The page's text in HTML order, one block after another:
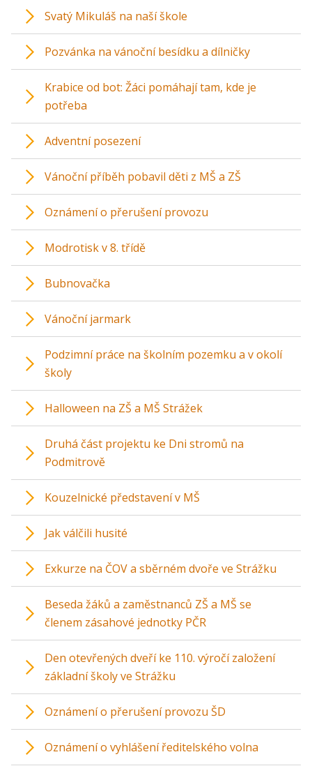
Svatý Mikuláš na naší škole
Pozvánka na vánoční besídku a dílničky
Krabice od bot: Žáci pomáhají tam, kde je
potřeba
Adventní posezení
Vánoční příběh pobavil děti z MŠ a ZŠ
Oznámení o přerušení provozu
Modrotisk v 8. třídě
Bubnovačka
Vánoční jarmark
Podzimní práce na školním pozemku a v okolí
školy
Halloween na ZŠ a MŠ Strážek
Druhá část projektu ke Dni stromů na
Podmitrově
Kouzelnické představení v MŠ
Jak válčili husité
Exkurze na ČOV a sběrném dvoře ve Strážku
Beseda žáků a zaměstnanců ZŠ a MŠ se
členem zásahové jednotky PČR
Den otevřených dveří ke 110. výročí založení
základní školy ve Strážku
Oznámení o přerušení provozu ŠD
Oznámení o vyhlášení ředitelského volna